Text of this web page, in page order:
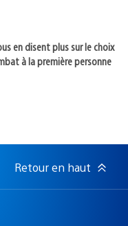
en disent plus sur le choix
à la première personne
Retour en haut